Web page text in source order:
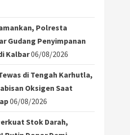
Polresta
Gudang Penyimpanan
Kalbar06/08/2026
di Tengah Karhutla,
Oksigen Saat
06/08/2026
Stok Darah,